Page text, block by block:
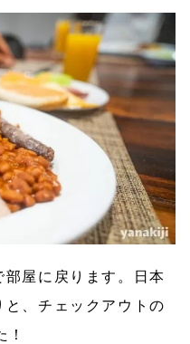
屋に戻ります。日本
と、チェックアウトの